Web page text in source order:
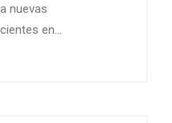
nuevas
en